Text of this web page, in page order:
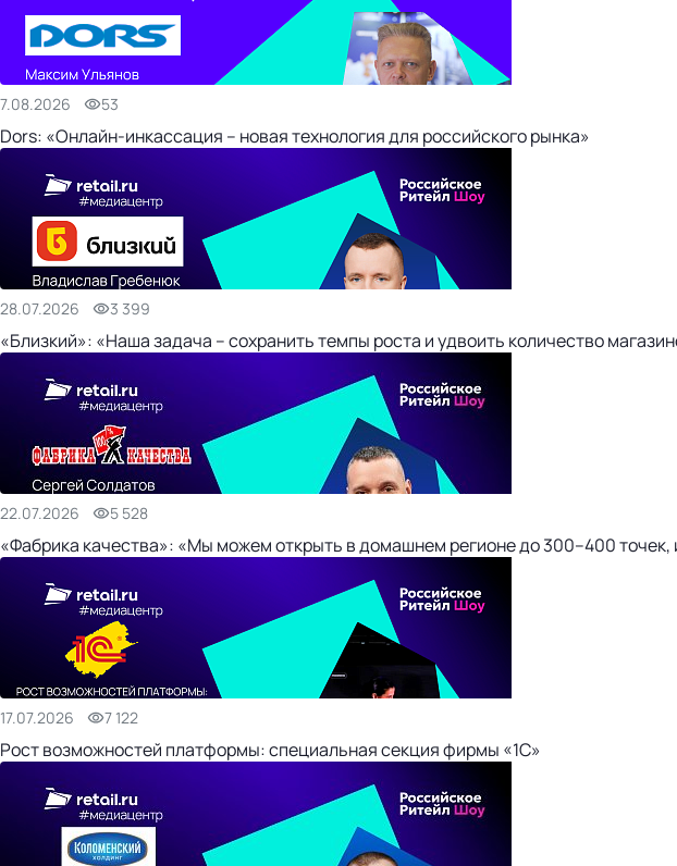
7.08.2026 53
Dors: «Онлайн-инкассация – новая технология для российского рынка»
28.07.2026 3 399
«Близкий»: «Наша задача – сохранить темпы роста и удвоить количество
22.07.2026 5 528
«Фабрика качества»: «Мы можем открыть в домашнем регионе до 300–400 точек,
17.07.2026 7 122
Рост возможностей платформы: специальная секция фирмы «1С»